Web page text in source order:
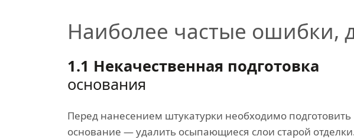
Наиболее частые ошибки,
1.1 Некачественная подготовка
основания
Перед нанесением штукатурки необходимо подготовить
основание — удалить осыпающиеся слои старой